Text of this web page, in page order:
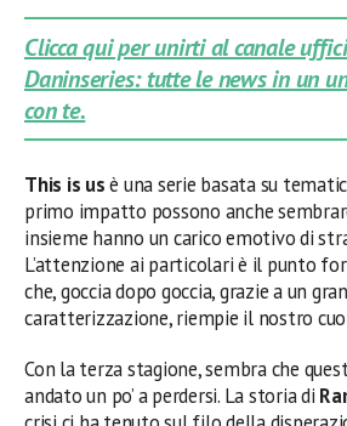
Clicca qui per unirti al canale
Daninseries: tutte le news in un
con te.
This is usè una serie basata su
primo impatto possono anche
insieme hanno un carico emotivo di
L’attenzione ai particolari è il punto
che, goccia dopo goccia, grazie a un
caratterizzazione, riempie il nostro
Con la terza stagione, sembra che
andato un po’ a perdersi. La storia di